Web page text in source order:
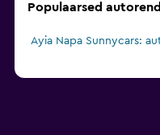
Populaarsed
Ayia Napa Sunnycars: